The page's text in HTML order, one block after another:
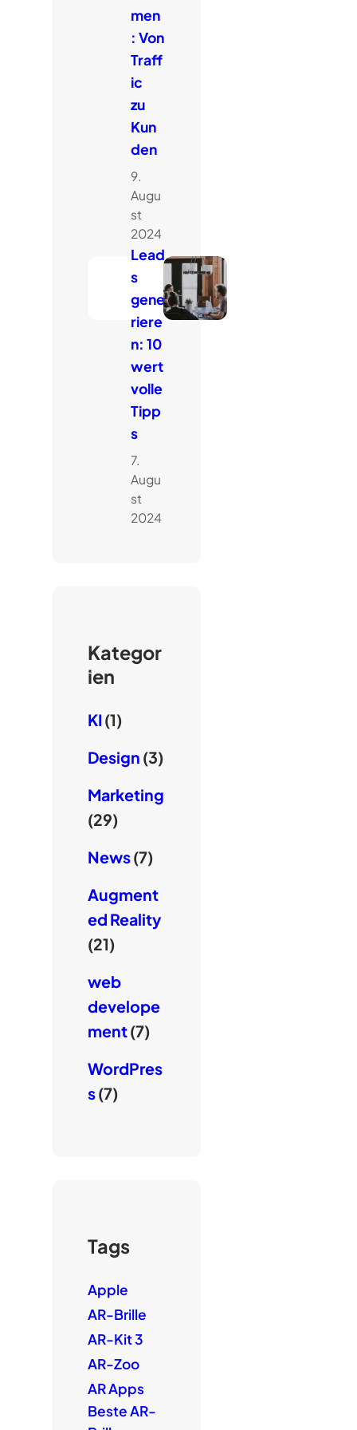
men
: Von
Traff
ic
zu
Kun
den
9.
Augu
st
2024
Lead
s
gene
riere
n: 10
wert
volle
Tipp
s
7.
Augu
st
2024
Kategor
ien
KI (1)
Design (3)
Marketing
(29)
News(7)
Augment
ed Reality
(21)
web
develope
ment(7)
WordPres
s(7)
Tags
Apple
AR-Brille
AR-Kit 3
AR-Zoo
AR Apps
Beste AR-